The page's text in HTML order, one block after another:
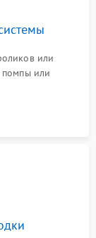
или
помпы или
очистка
от